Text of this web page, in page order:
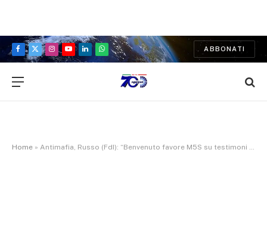
Facebook
X
Instagram
YouTubeLinkedInWhatsApp
ABBONATI
Home » Antimafia, Russo (FdI): “Benvenuto favore M5S su testimoni ma l’attuale situazione sconta ritardi del passato. Lavoriamo a riforma organica, non a spot”